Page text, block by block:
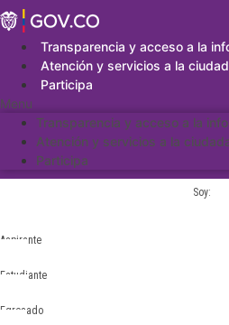
Saltar
al
contenidoTransparencia y acceso a la
Atención y servicios a la
Participa
Menu
Transparencia y acceso a la
Atención y servicios a la
Participa
Soy:
Aspirante
Estudiante
Egresado